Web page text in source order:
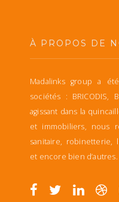
À PROPOS DE
Madalinks group a
sociétés : BRICODIS,
agissant dans la
et immobiliers, nous
sanitaire, robinetterie,
et encore bien d’autres.